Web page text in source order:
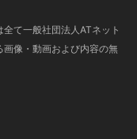
て一般社団法人ATネット
像・動画および内容の無